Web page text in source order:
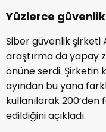
Yüzlerce
Siber güvenlik şirketi
araştırma da yapay
önüne serdi. Şirketin
ayından bu yana
kullanılarak 200’den
edildiğini açıkladı.